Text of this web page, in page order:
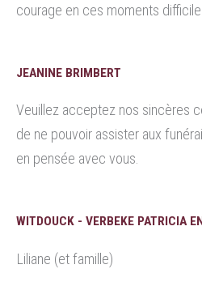
courage en ces moments
JEANINE BRIMBERT
Veuillez acceptez nos sincères
de ne pouvoir assister aux
en pensée avec vous.
WITDOUCK - VERBEKE PATRICIA
Liliane (et famille)